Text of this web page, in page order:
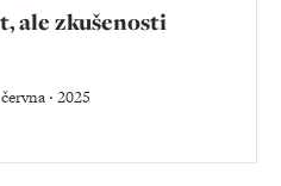
ale zkušenosti
‧ 2025